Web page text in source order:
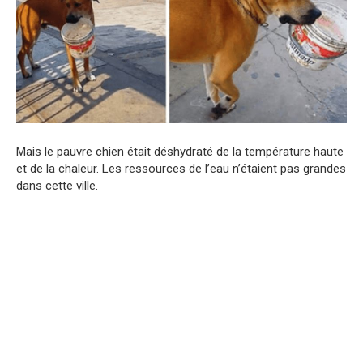
Mais le pauvre chien était déshydraté de la température haute
et de la chaleur. Les ressources de l’eau n’étaient pas grandes
dans cette ville.